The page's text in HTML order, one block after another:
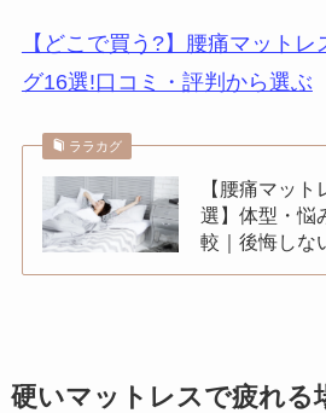
【どこで買う?】腰痛マット
グ16選!口コミ・評判から選ぶ
ララカグ
【腰痛マッ
選】体型・悩
較｜後悔しな
硬いマットレスで疲れる